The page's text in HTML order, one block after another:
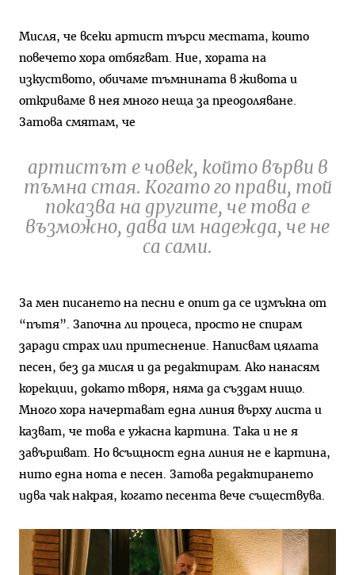
Мисля, че всеки артист търси местата, които
повечето хора отбягват. Ние, хората на
изкуството, обичаме тъмнината в живота и
откриваме в нея много неща за преодоляване.
Затова смятам, че
артистът е човек, който върви в
тъмна стая. Когато го прави, той
показва на другите, че това е
възможно, дава им надежда, че не
са сами.
За мен писането на песни е опит да се измъкна от
“пътя”. Започна ли процеса, просто не спирам
заради страх или притеснение. Написвам цялата
песен, без да мисля и да редактирам. Ако нанасям
корекции, докато творя, няма да създам нищо.
Много хора начертават една линия върху листа и
казват, че това е ужасна картина. Така и не я
завършват. Но всъщност една линия не е картина,
нито една нота е песен. Затова редактирането
идва чак накрая, когато песента вече съществува.